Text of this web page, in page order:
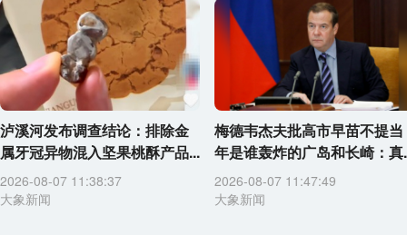
泸溪河发布调查结论：排除金
属牙冠异物混入坚果桃酥产品...
2026-08-07 11:38:37
大象新闻
梅德韦杰夫批高市早苗不提当
年是谁轰炸的广岛和长崎：真
2026-08-07 11:47:49
大象新闻